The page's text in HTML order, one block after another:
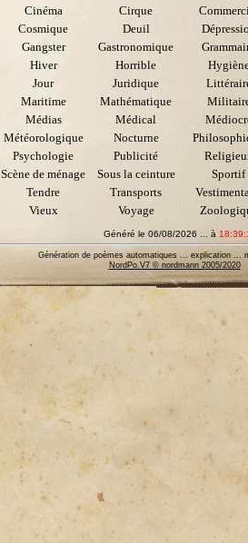
Cinéma
Cirque
Cosmique
Deuil
Gangster
Gastronomique
Hiver
Horrible
Jour
Juridique
Maritime
Mathématique
Médias
Médical
Météorologique
Nocturne
Psychologie
Publicité
Scène de ménage
Sous la ceinture Sportif
Tendre
Transports
Vieux
Voyage
Généré le 06/08/2026 ... à
Génération de poèmes automatiques ... explication ...
NordPo.V7 © nordmann 2005/2020